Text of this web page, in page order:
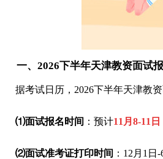
一、2026下半年天津教资面试
据考试日历，2026下半年天津教
⑴面试报名时间 ：预计11月8-11日
⑵面试准考证打印时间 ：12月1日-